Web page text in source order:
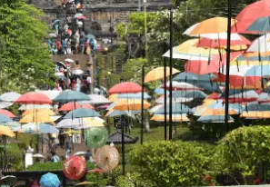
Zuid-Afrika
El Salvador